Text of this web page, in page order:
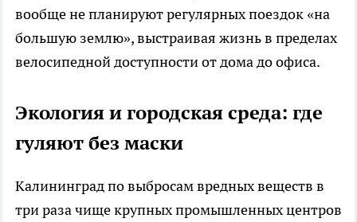
вообще не планируют регулярных поездок «на
большую землю», выстраивая жизнь в пределах
велосипедной доступности от дома до офиса.
Экология и городская среда: где
гуляют без маски
Калининград по выбросам вредных веществ в
три раза чище крупных промышленных центров